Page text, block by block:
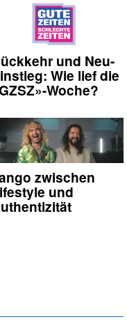
und Neu-
Wie lief die
Woche?
zwischen
und